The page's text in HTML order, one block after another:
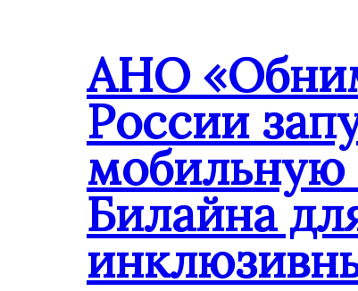
АНО
России
мобильную
Билайна